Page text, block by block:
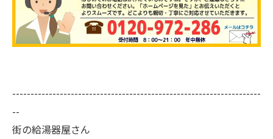
--------------------------------------------------------------------
--
街の給湯器屋さん